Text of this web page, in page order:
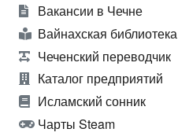
Вакансии в Чечне
Вайнахская библиотека
Чеченский переводчик
Каталог предприятий
Исламский сонник
Чарты Steam